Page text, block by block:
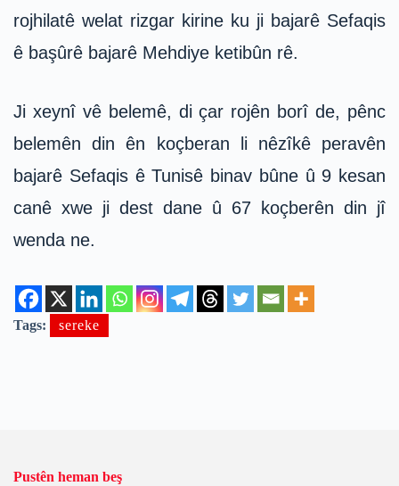
rojhilatê welat rizgar kirine ku ji bajarê Sefaqis
ê başûrê bajarê Mehdiye ketibûn rê.
Ji xeynî vê belemê, di çar rojên borî de, pênc
belemên din ên koçberan li nêzîkê peravên
bajarê Sefaqis ê Tunisê binav bûne û 9 kesan
canê xwe ji dest dane û 67 koçberên din jî
wenda ne.
Tags: sereke
Pustên heman beş